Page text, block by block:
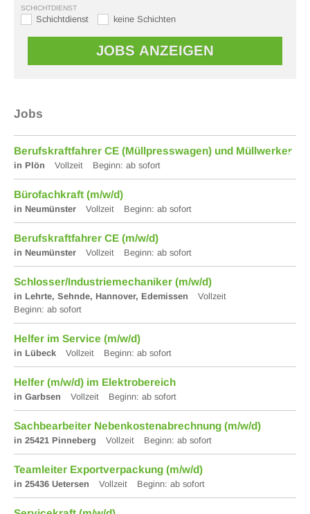
SCHICHTDIENST
Schichtdienst keine Schichten
Jobs
Berufskraftfahrer CE (Müllpresswagen) und Müllwerker
in Plön Vollzeit Beginn: ab sofort
Bürofachkraft (m/w/d)
in Neumünster Vollzeit Beginn: ab sofort
Berufskraftfahrer CE (m/w/d)
in Neumünster Vollzeit Beginn: ab sofort
Schlosser/Industriemechaniker (m/w/d)
in Lehrte, Sehnde, Hannover, Edemissen
Vollzeit
Beginn: ab sofort
Helfer im Service (m/w/d)
in Lübeck Vollzeit Beginn: ab sofort
Helfer (m/w/d) im Elektrobereich
in Garbsen Vollzeit Beginn: ab sofort
Sachbearbeiter Nebenkostenabrechnung (m/w/d)
in 25421 Pinneberg Vollzeit Beginn: ab sofort
Teamleiter Exportverpackung (m/w/d)
in 25436 Uetersen Vollzeit Beginn: ab sofort